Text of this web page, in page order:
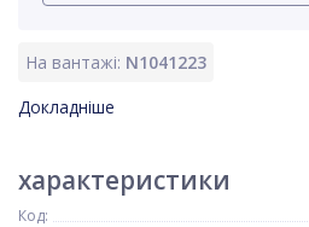
На вантажі: N1041223
Докладніше
характеристики
Код: